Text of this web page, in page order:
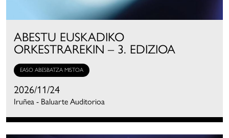
ABESTU EUSKADIKO
ORKESTRAREKIN – 3. EDIZIOA
EASO ABESBATZA MISTOA
2026/11/24
Iruñea - Baluarte Auditorioa